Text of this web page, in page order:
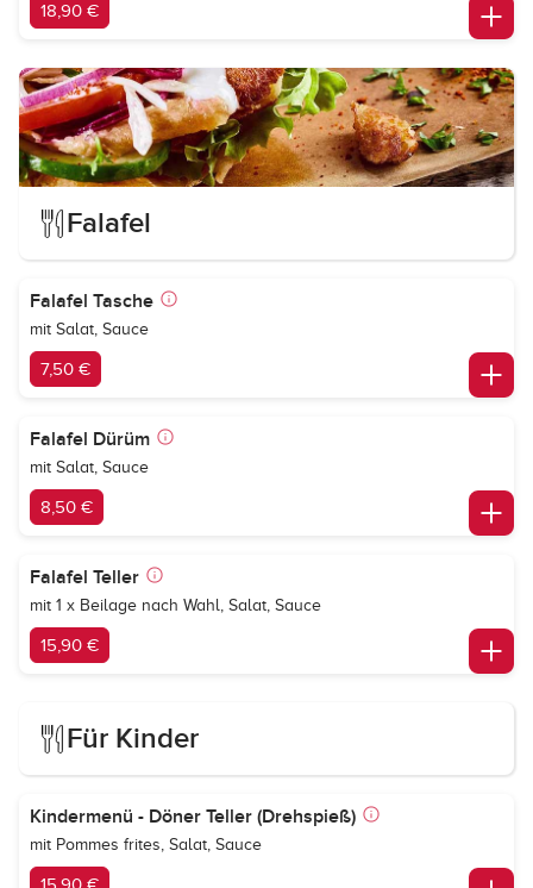
18,90 €
Falafel
Falafel Tasche
mit Salat, Sauce
7,50 €
Falafel Dürüm
mit Salat, Sauce
8,50 €
Falafel Teller
mit 1 x Beilage nach Wahl, Salat, Sauce
15,90 €
Für Kinder
Kindermenü - Döner Teller (Drehspieß)
mit Pommes frites, Salat, Sauce